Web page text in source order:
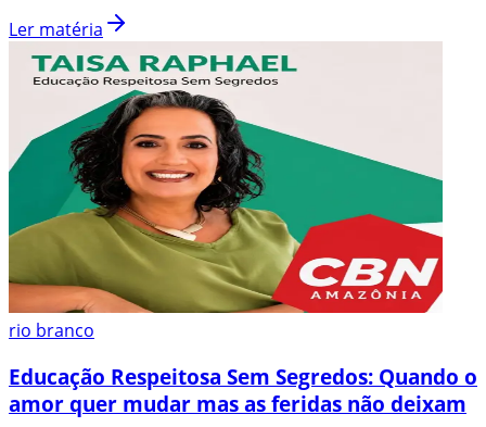
Ler matéria
rio branco
Educação Respeitosa Sem Segredos: Quando o
amor quer mudar mas as feridas não deixam